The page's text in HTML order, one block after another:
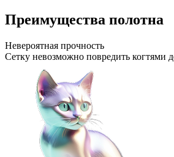
Преимущества полотна
Невероятная прочность
Сетку невозможно повредить